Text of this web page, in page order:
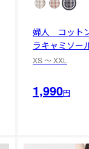
婦人 コット
ラキャミソー
XS 〜 XXL
1,990円